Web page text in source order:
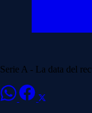
Serie A - La data del